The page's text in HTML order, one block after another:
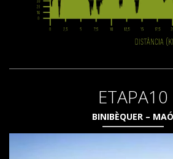
ETAPA10
BINIBÈQUER – MAÓ